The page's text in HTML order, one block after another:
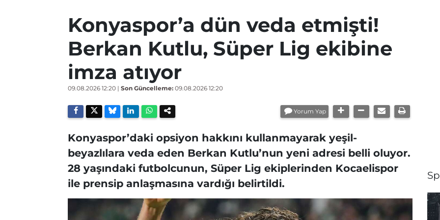
Konyaspor’a dün veda etmişti!
Berkan Kutlu, Süper Lig ekibine
imza atıyor
09.08.2026 12:20 | Son Güncelleme: 09.08.2026 12:20
Yorum Yap
Konyaspor’daki opsiyon hakkını kullanmayarak yeşil-
beyazlılara veda eden Berkan Kutlu’nun yeni adresi belli oluyor.
28 yaşındaki futbolcunun, Süper Lig ekiplerinden Kocaelispor
ile prensip anlaşmasına vardığı belirtildi.